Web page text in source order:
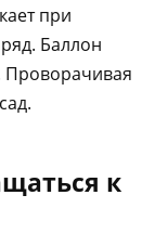
при
Баллон
Проворачивая
к